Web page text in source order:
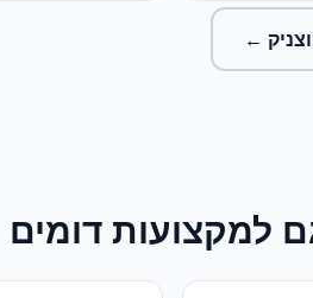
←
למקצועות דומים